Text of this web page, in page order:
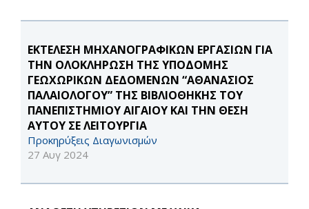
ΕΚΤΕΛΕΣΗ ΜΗΧΑΝΟΓΡΑΦΙΚΩΝ ΕΡΓΑΣΙΩΝ ΓΙΑ
ΤΗΝ ΟΛΟΚΛΗΡΩΣΗ ΤΗΣ ΥΠΟΔΟΜΗΣ
ΓΕΩΧΩΡΙΚΩΝ ΔΕΔΟΜΕΝΩΝ “ΑΘΑΝΑΣΙΟΣ
ΠΑΛΑΙΟΛΟΓΟΥ” ΤΗΣ ΒΙΒΛΙΟΘΗΚΗΣ ΤΟΥ
ΠΑΝΕΠΙΣΤΗΜΙΟΥ ΑΙΓΑΙΟΥ ΚΑΙ ΤΗΝ ΘΕΣΗ
ΑΥΤΟΥ ΣΕ ΛΕΙΤΟΥΡΓΙΑ
Προκηρύξεις Διαγωνισμών
27 Αυγ 2024